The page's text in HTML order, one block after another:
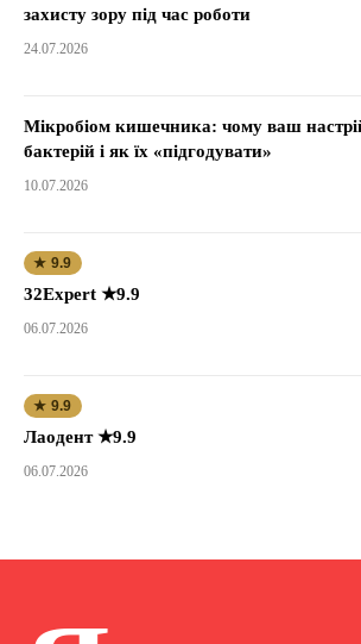
захисту зору під час роботи
24.07.2026
Мікробіом кишечника: чому ваш
бактерій і як їх «підгодувати»
10.07.2026
★ 9.9
32Expert ★9.9
06.07.2026
★ 9.9
Лаодент ★9.9
06.07.2026